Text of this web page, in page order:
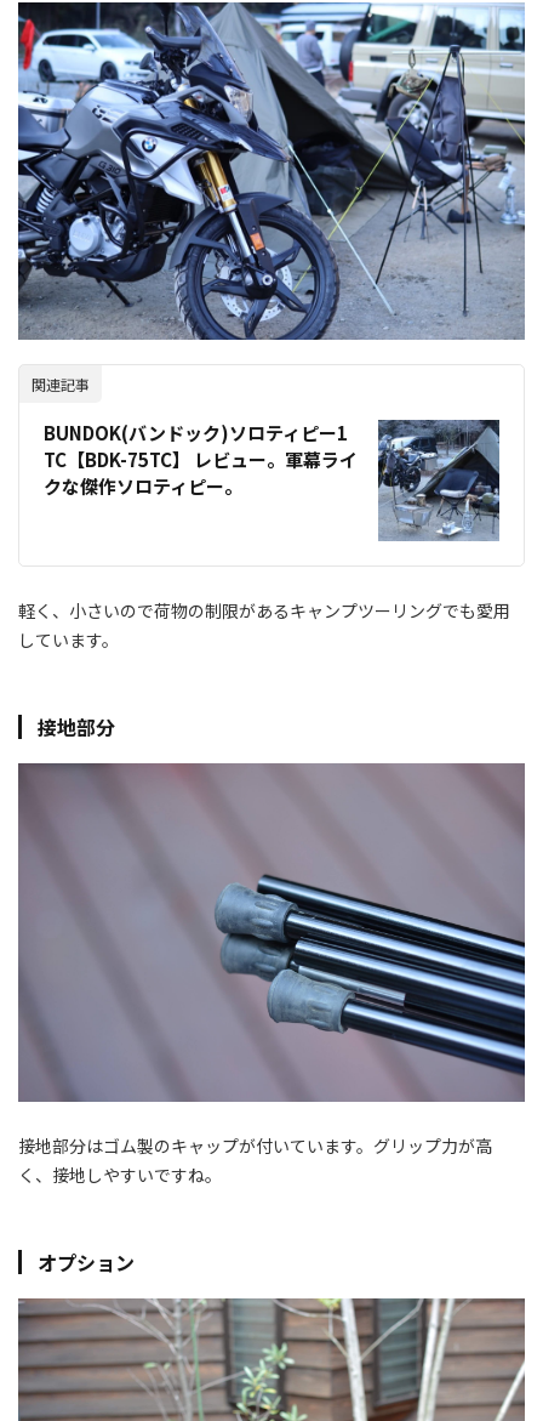
関連記事
BUNDOK(バンドック)ソロティピー1
TC【BDK-75TC】 レビュー。軍幕ライ
クな傑作ソロティピー。
軽く、小さいので荷物の制限があるキャンプツーリングでも愛用
しています。
接地部分
接地部分はゴム製のキャップが付いています。グリップ力が高
く、接地しやすいですね。
オプション